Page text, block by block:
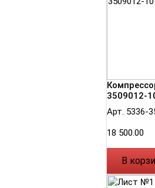
3509012-
Арт. 5336-
18 500.00
В